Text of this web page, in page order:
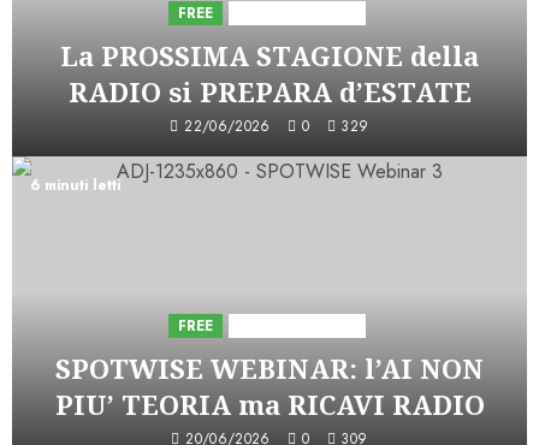
FREE
La PROSSIMA STAGIONE della
RADIO si PREPARA d’ESTATE
22/06/2026 0 329
6 minuti letti
FREE
SPOTWISE WEBINAR: l’AI NON
PIU’ TEORIA ma RICAVI RADIO
20/06/2026 0 309